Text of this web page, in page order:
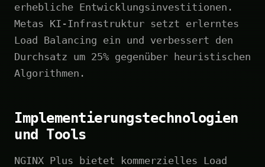
erhebliche Entwicklungsinvestitionen.
Metas KI-Infrastruktur setzt erlerntes
Load Balancing ein und verbessert den
Durchsatz um 25% gegenüber heuristischen
Algorithmen.
Implementierungstechnologien
und Tools
NGINX Plus bietet kommerzielles Load